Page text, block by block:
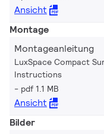
Ansicht
Montage
Montageanleitung
LuxSpace Compact
Instructions
pdf 1.1 MB
Ansicht
Bilder